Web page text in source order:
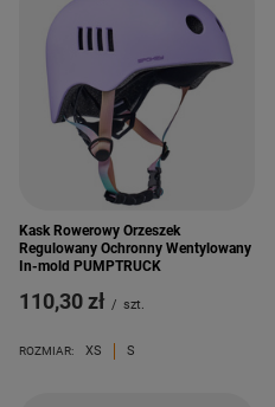
Kask Rowerowy Orzeszek
Regulowany Ochronny Wentylowany
In-mold PUMPTRUCK
110,30 zł / szt.
ROZMIAR: XS S